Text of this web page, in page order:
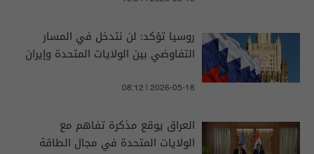
روسيا تؤكد: لن نتدخل في المسار
التفاوضي بين الولايات المتحدة وإيران
08:12 | 2026-05-18
العراق يوقع مذكرة تفاهم مع
الولايات المتحدة في مجال الطاقة